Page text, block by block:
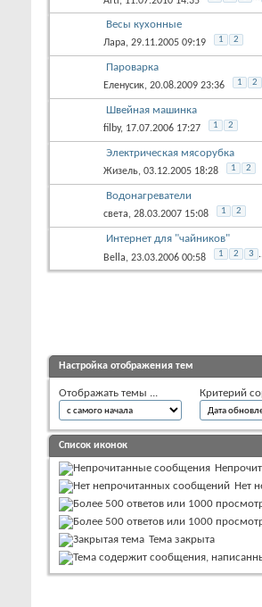
Весы кухонные
Лара, 29.11.2005 09:19 1 2
Пароварка
Еленусик, 20.08.2009 23:36 1 2
Швейная машинка
filby, 17.07.2006 17:27 1 2
Электрическая мясорубка
Жизель, 03.12.2005 18:28 1 2
Водонагреватели
света, 28.03.2007 15:08 1 2
Интернет для "чайников"
Bella, 23.03.2006 00:58 1 2 3
Настройка отображения тем
Отображать темы ... Критерий
Список иконок
Нет
Тема закрыта